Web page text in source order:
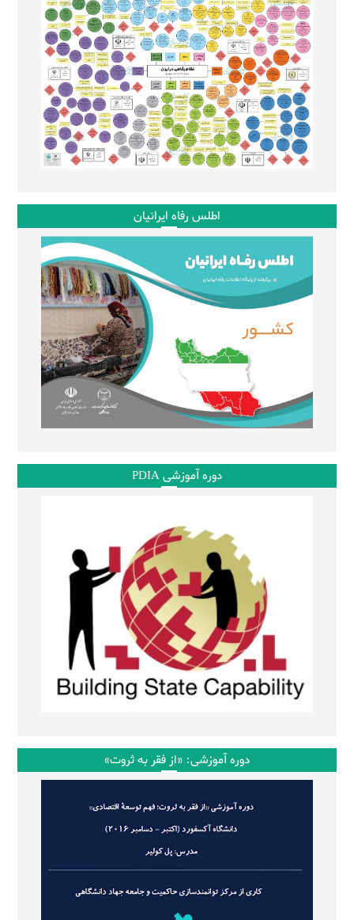
اطلس رفاه ایرانیان
دوره آموزشی PDIA
دوره آموزشی: «از فقر به ثروت»